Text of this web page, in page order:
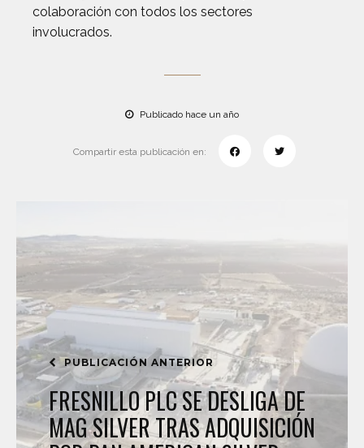
colaboración con todos los sectores
involucrados.
Publicado hace un año
Compartir esta publicación en:
PUBLICACIÓN ANTERIOR
FRESNILLO PLC SE DESLIGA DE
MAG SILVER TRAS ADQUISICIÓN